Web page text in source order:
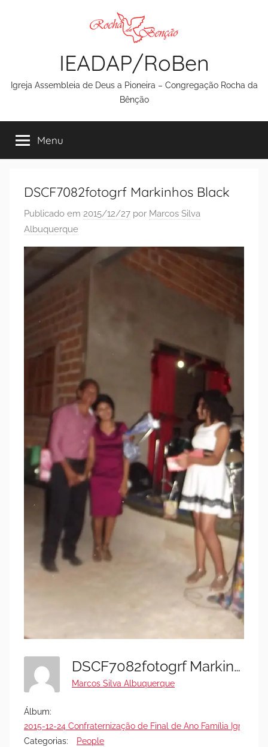
IEADAP/RoBen
Igreja Assembleia de Deus a Pioneira – Congregação Rocha da
Bênção
Menu
DSCF7082fotogrf Markinhos Black
Publicado em 2015/12/27 por Marcos Silva
Albuquerque
DSCF7082fotogrf Markinhos Black
Marcos Silva Albuquerque
Álbum:
2015-12-24 Confraternização de Final de Ano Família Igreja
Categorias:
People